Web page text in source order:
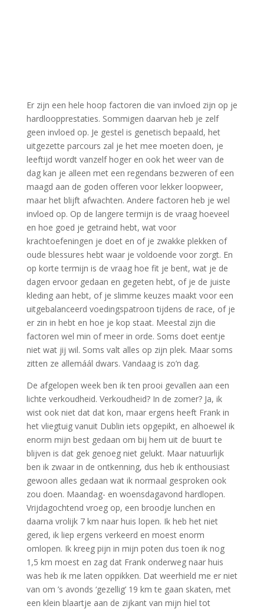
Er zijn een hele hoop factoren die van invloed zijn op je
hardloopprestaties. Sommigen daarvan heb je zelf
geen invloed op. Je gestel is genetisch bepaald, het
uitgezette parcours zal je het mee moeten doen, je
leeftijd wordt vanzelf hoger en ook het weer van de
dag kan je alleen met een regendans bezweren of een
maagd aan de goden offeren voor lekker loopweer,
maar het blijft afwachten. Andere factoren heb je wel
invloed op. Op de langere termijn is de vraag hoeveel
en hoe goed je getraind hebt, wat voor
krachtoefeningen je doet en of je zwakke plekken of
oude blessures hebt waar je voldoende voor zorgt. En
op korte termijn is de vraag hoe fit je bent, wat je de
dagen ervoor gedaan en gegeten hebt, of je de juiste
kleding aan hebt, of je slimme keuzes maakt voor een
uitgebalanceerd voedingspatroon tijdens de race, of je
er zin in hebt en hoe je kop staat. Meestal zijn die
factoren wel min of meer in orde. Soms doet eentje
niet wat jij wil. Soms valt alles op zijn plek. Maar soms
zitten ze allemáál dwars. Vandaag is zo’n dag.
De afgelopen week ben ik ten prooi gevallen aan een
lichte verkoudheid. Verkoudheid? In de zomer? Ja, ik
wist ook niet dat dat kon, maar ergens heeft Frank in
het vliegtuig vanuit Dublin iets opgepikt, en alhoewel ik
enorm mijn best gedaan om bij hem uit de buurt te
blijven is dat gek genoeg niet gelukt. Maar natuurlijk
ben ik zwaar in de ontkenning, dus heb ik enthousiast
gewoon alles gedaan wat ik normaal gesproken ook
zou doen. Maandag- en woensdagavond hardlopen.
Vrijdagochtend vroeg op, een broodje lunchen en
daarna vrolijk 7 km naar huis lopen. Ik heb het niet
gered, ik liep ergens verkeerd en moest enorm
omlopen. Ik kreeg pijn in mijn poten dus toen ik nog
1,5 km moest en zag dat Frank onderweg naar huis
was heb ik me laten oppikken. Dat weerhield me er niet
van om ’s avonds ‘gezellig’ 19 km te gaan skaten, met
een klein blaartje aan de zijkant van mijn hiel tot